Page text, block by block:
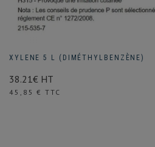
XYLENE 5 L (DIMÉTHYLBENZÈNE)
38.21€ HT
Prix
45,85 € TTC